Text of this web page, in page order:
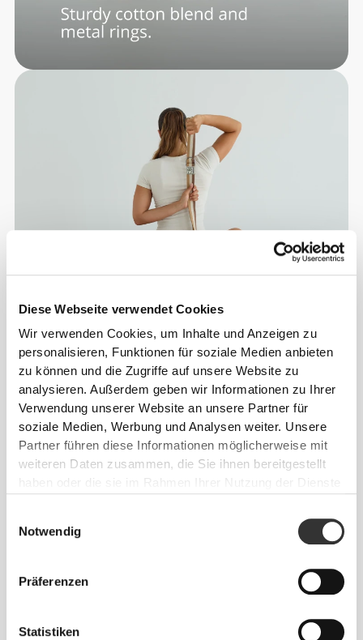
Diese Webseite verwendet Cookies
Wir verwenden Cookies, um Inhalte und Anzeigen zu
personalisieren, Funktionen für soziale Medien anbieten
zu können und die Zugriffe auf unsere Website zu
analysieren. Außerdem geben wir Informationen zu Ihrer
Verwendung unserer Website an unsere Partner für
soziale Medien, Werbung und Analysen weiter. Unsere
Partner führen diese Informationen möglicherweise mit
weiteren Daten zusammen, die Sie ihnen bereitgestellt
haben oder die sie im Rahmen Ihrer Nutzung der Dienste
Notwendig
Präferenzen
Statistiken